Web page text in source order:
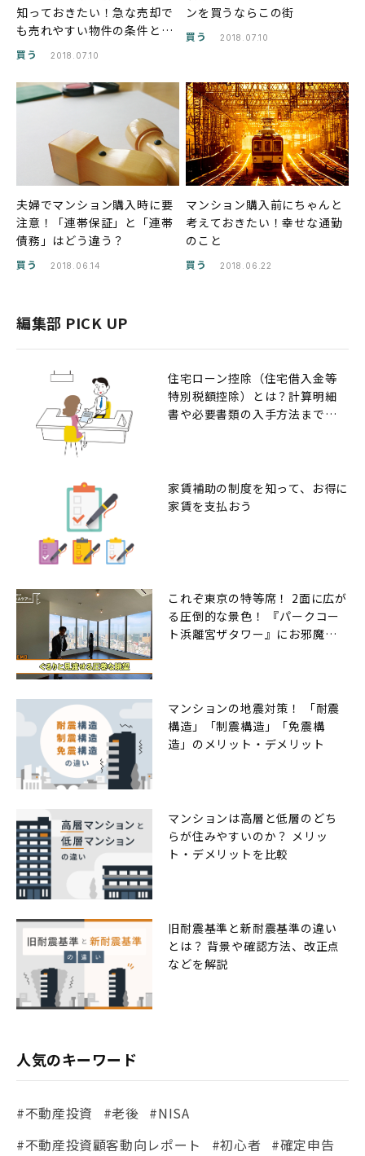
知っておきたい！急な売却で
も売れやすい物件の条件と
は？
買う 2018.07.10
ンを買うならこの街
買う 2018.07.10
夫婦でマンション購入時に要
注意！「連帯保証」と「連帯
債務」はどう違う？
買う 2018.06.14
マンション購入前にちゃんと
考えておきたい！幸せな通勤
のこと
買う 2018.06.22
編集部 PICK UP
住宅ローン控除（住宅借入金等
特別税額控除）とは？計算明細
書や必要書類の入手方法までの
家賃補助の制度を知って、お得に
家賃を支払おう
これぞ東京の特等席！ 2面に広が
る圧倒的な景色！ 『パークコー
ト浜離宮ザタワー』にお邪魔し
マンションの地震対策！ 「耐震
構造」「制震構造」「免震構
造」のメリット・デメリット
マンションは高層と低層のどち
らが住みやすいのか？ メリッ
ト・デメリットを比較
旧耐震基準と新耐震基準の違い
とは？ 背景や確認方法、改正点
などを解説
人気のキーワード
#不動産投資 #老後 #NISA
#不動産投資顧客動向レポート
#初心者
#確定申告